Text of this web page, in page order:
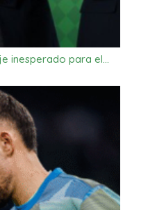
inesperado para el…